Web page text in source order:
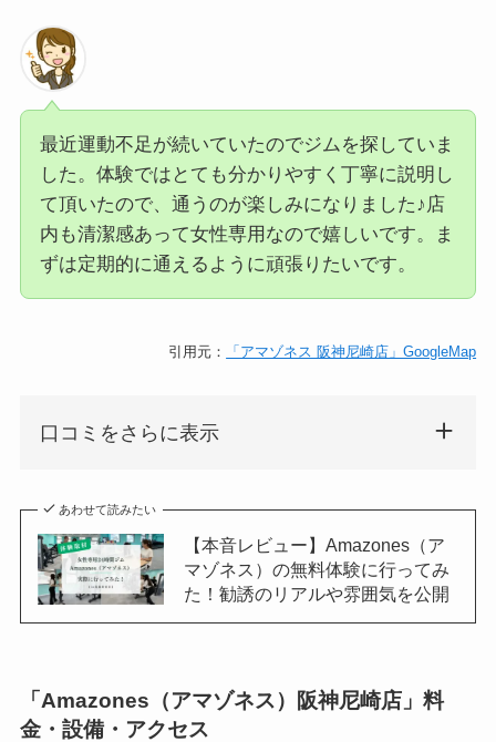
最近運動不足が続いていたのでジムを探していま
した。体験ではとても分かりやすく丁寧に説明し
て頂いたので、通うのが楽しみになりました♪店
内も清潔感あって女性専用なので嬉しいです。ま
ずは定期的に通えるように頑張りたいです。
引用元： 「アマゾネス 阪神尼崎店」GoogleMap
口コミをさらに表示
あわせて読みたい
【本音レビュー】Amazones（ア
マゾネス）の無料体験に行ってみ
た！勧誘のリアルや雰囲気を公開
「Amazones（アマゾネス）阪神尼崎店」料
金・設備・アクセス